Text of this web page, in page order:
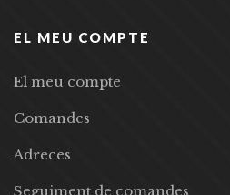
EL MEU COMPTE
El meu compte
Comandes
Adreces
Seguiment de comandes